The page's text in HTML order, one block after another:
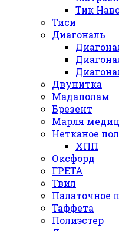
Тик
Тиси
Диагональ
Двунитка
Мадаполам
Брезент
Марля
Нетканое
ХПП
Оксфорд
ГРЕТА
Твил
Палаточное
Таффета
Полиэстер